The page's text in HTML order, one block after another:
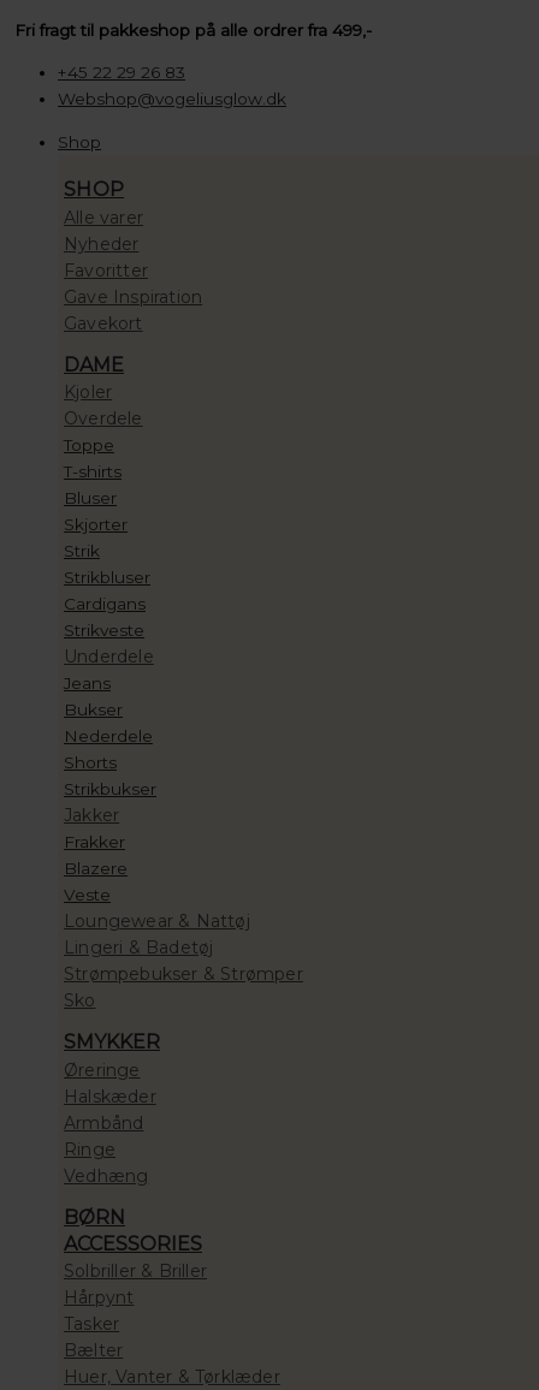
til
indholdet
Fri fragt til pakkeshop på alle ordrer fra 499,-
+45 22 29 26 83
Webshop@vogeliusglow.dk
Shop
SHOP
Alle varer
Nyheder
Favoritter
Gave Inspiration
Gavekort
DAME
Kjoler
Overdele
Toppe
T-shirts
Bluser
Skjorter
Strik
Strikbluser
Cardigans
Strikveste
Underdele
Jeans
Bukser
Nederdele
Shorts
Strikbukser
Jakker
Frakker
Blazere
Veste
Loungewear & Nattøj
Lingeri & Badetøj
Strømpebukser & Strømper
Sko
SMYKKER
Øreringe
Halskæder
Armbånd
Ringe
Vedhæng
BØRN
ACCESSORIES
Solbriller & Briller
Hårpynt
Tasker
Bælter
Huer, Vanter & Tørklæder
………Ray
100,00 kr.
10.000,00 kr.